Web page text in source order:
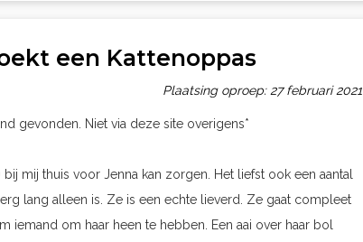
een Kattenoppas
Plaatsing oproep: 27 februari 2021
gevonden. Niet via deze site overigens*
mij thuis voor Jenna kan zorgen. Het liefst ook een aantal
lang alleen is. Ze is een echte lieverd. Ze gaat compleet
iemand om haar heen te hebben. Een aai over haar bol